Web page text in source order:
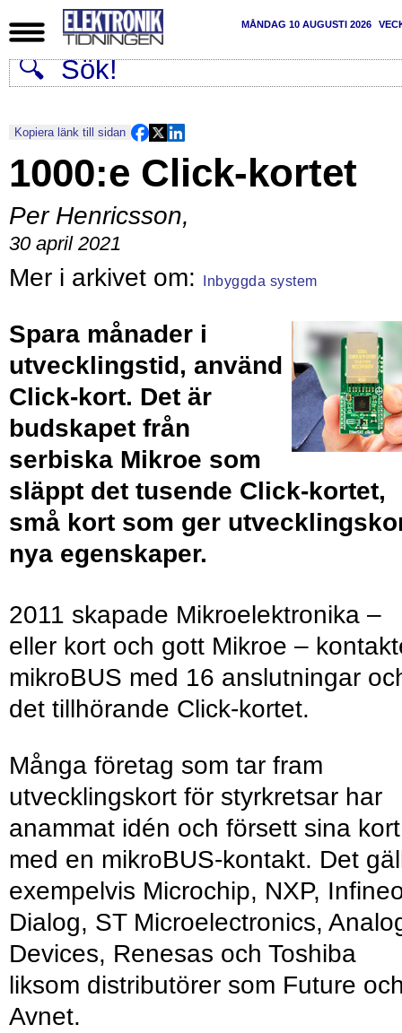
MÅNDAG 10 AUGUSTI 2026
Kopiera länk till sidan
1000:e Click-kortet
Per Henricsson,
30 april 2021
Inbyggda system
Spara månader i
utvecklingstid, använd
Click-kort. Det är
budskapet från
serbiska Mikroe som
släppt det tusende Click-kortet,
små kort som ger
nya egenskaper.
2011 skapade Mikroelektronika –
eller kort och gott Mikroe –
mikroBUS med 16 anslutningar
det tillhörande Click-kortet.
Många företag som tar fram
utvecklingskort för styrkretsar har
anammat idén och försett sina kort
med en mikroBUS-kontakt. Det
exempelvis Microchip, NXP,
Dialog, ST Microelectronics,
Devices, Renesas och Toshiba
liksom distributörer som Future
Avnet.